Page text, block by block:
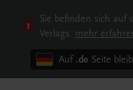
Sie befinden sich auf
Verlags. mehr
Auf .de Seite